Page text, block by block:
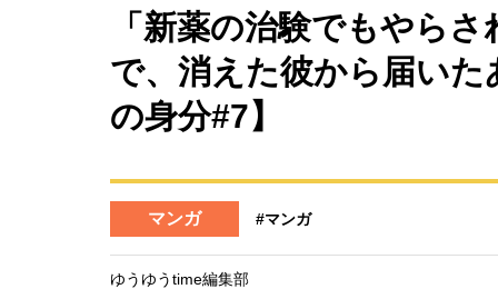
「新薬の治験でもやら
で、消えた彼から届い
の身分#7】
マンガ #マンガ
ゆうゆうtime編集部